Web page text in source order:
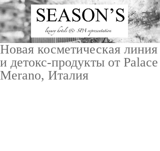
Новая косметическая линия
и детокс-продукты от Palace
Merano, Италия